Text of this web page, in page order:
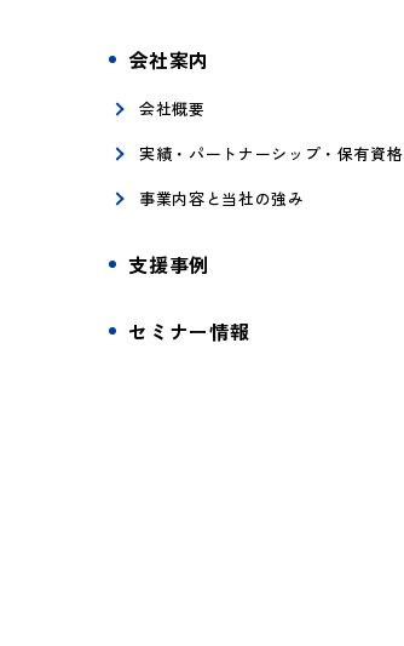
会社案内
会社概要
実績・パートナーシップ・保有資格
事業内容と当社の強み
支援事例
セミナー情報